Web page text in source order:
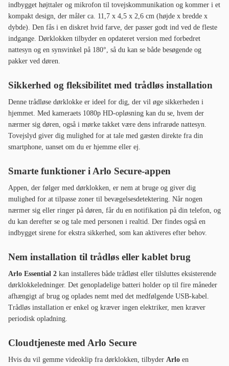
indbygget højttaler og mikrofon til tovejskommunikation og kommer i et
kompakt design, der måler ca. 11,7 x 4,5 x 2,6 cm (højde x bredde x
dybde). Den fås i en diskret hvid farve, der passer godt ind ved de fleste
indgange. Dørklokken tilbyder en opdateret version med forbedret
nattesyn og en synsvinkel på 180°, så du kan se både besøgende og
pakker ved døren.
Sikkerhed og fleksibilitet med trådløs installation
Denne trådløse dørklokke er ideel for dig, der vil øge sikkerheden i
hjemmet. Med kameraets 1080p HD-opløsning kan du se, hvem der
nærmer sig døren, også i mørke takket være dens infrarøde nattesyn.
Tovejslyd giver dig mulighed for at tale med gæsten direkte fra din
smartphone, uanset om du er hjemme eller ej.
Smarte funktioner i Arlo Secure-appen
Appen, der følger med dørklokken, er nem at bruge og giver dig
mulighed for at tilpasse zoner til bevægelsesdetektering. Når nogen
nærmer sig eller ringer på døren, får du en notifikation på din telefon, og
du kan derefter se og tale med personen i realtid. Der findes også en
indbygget sirene for ekstra sikkerhed, som kan aktiveres efter behov.
Nem installation til trådløs eller kablet brug
Arlo Essential 2 kan installeres både trådløst eller tilsluttes eksisterende
dørklokkeledninger. Det genopladelige batteri holder op til fire måneder
afhængigt af brug og oplades nemt med det medfølgende USB-kabel.
Trådløs installation er enkel og kræver ingen elektriker, men kræver
periodisk opladning.
Cloudtjeneste med Arlo Secure
Hvis du vil gemme videoklip fra dørklokken, tilbyder Arlo en